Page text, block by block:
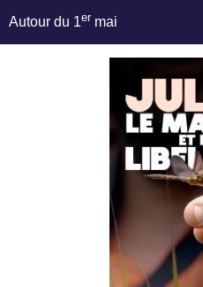
Autour du 1er mai